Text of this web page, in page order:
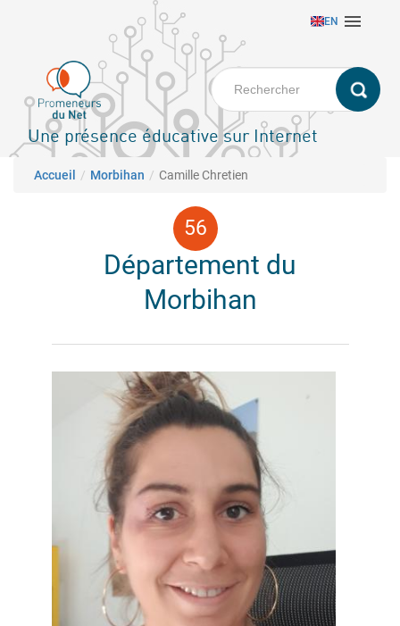
principal
EN 
Une présence éducative sur Internet
Fil d'Ariane
Accueil Morbihan Camille Chretien
Département du
Morbihan